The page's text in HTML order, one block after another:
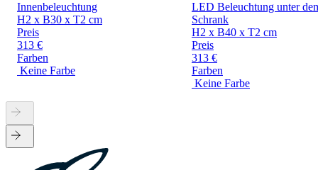
Innenbeleuchtung
H2 x B30 x T2 cm
Preis
313 €
Farben
Keine Farbe
LED Beleuchtung unter
Schrank
H2 x B40 x T2 cm
Preis
313 €
Farben
Keine Farbe